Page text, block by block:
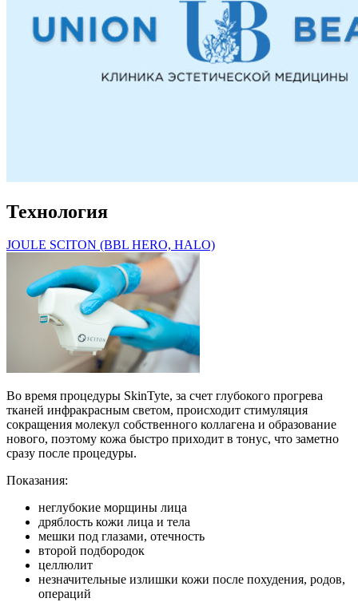
Технология
JOULE SCITON (BBL HERO, HALO)
Во время процедуры SkinTyte, за счет глубокого прогрева
тканей инфракрасным светом, происходит стимуляция
сокращения молекул собственного коллагена и образование
нового, поэтому кожа быстро приходит в тонус, что заметно
сразу после процедуры.
Показания:
неглубокие морщины лица
дряблость кожи лица и тела
мешки под глазами, отечность
второй подбородок
целлюлит
незначительные излишки кожи после похудения, родов,
операций